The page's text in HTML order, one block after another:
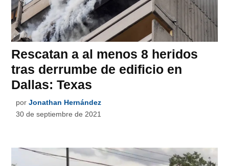
Rescatan a al menos 8 heridos
tras derrumbe de edificio en
Dallas: Texas
por Jonathan Hernández
30 de septiembre de 2021